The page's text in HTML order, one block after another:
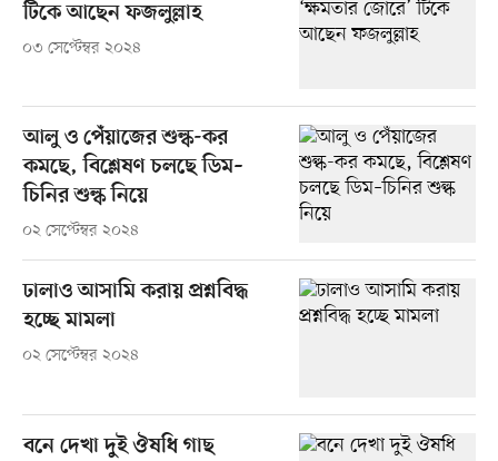
টিকে আছেন ফজলুল্লাহ
০৩ সেপ্টেম্বর ২০২৪
আলু ও পেঁয়াজের শুল্ক-কর
কমছে, বিশ্লেষণ চলছে ডিম–
চিনির শুল্ক নিয়ে
০২ সেপ্টেম্বর ২০২৪
ঢালাও আসামি করায় প্রশ্নবিদ্ধ
হচ্ছে মামলা
০২ সেপ্টেম্বর ২০২৪
বনে দেখা দুই ঔষধি গাছ